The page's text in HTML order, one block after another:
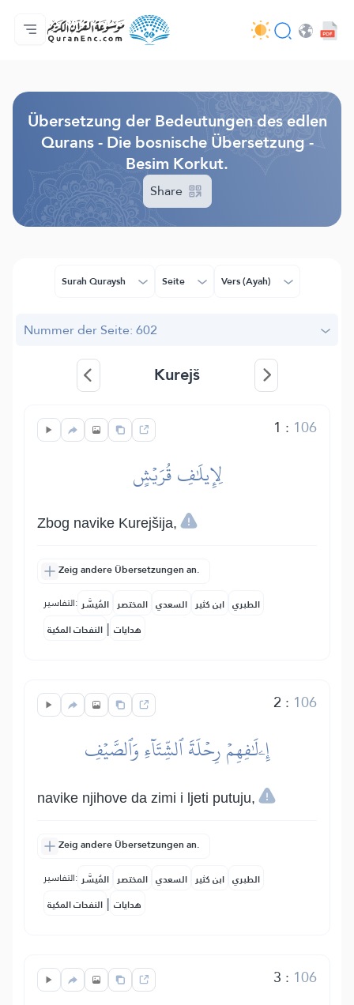
Hauptseite
Inhaltsverzeichnis der Übersetzungen
Audio
Service der Entwickler - API
Über das Projekt
Kontakt
Sprache
Übersetzung der Bedeutungen des edlen
Qurans - Die bosnische Übersetzung -
Besim Korkut.
Share
Surah Quraysh Seite Vers (Ayah)
Nummer der Seite: 602
Kurejš
1 : 106
لِإِيلَٰفِ قُرَيۡشٍ
Zbog navike Kurejšija,
Zeig andere Übersetzungen an.
التفاسير: المُيسَّر المختصر السعدي ابن كثير الطبري
النفحات المكية | هدايات
2 : 106
إِۦلَٰفِهِمۡ رِحۡلَةَ ٱلشِّتَآءِ وَٱلصَّيۡفِ
navike njihove da zimi i ljeti putuju,
Zeig andere Übersetzungen an.
التفاسير: المُيسَّر المختصر السعدي ابن كثير الطبري
النفحات المكية | هدايات
3 : 106